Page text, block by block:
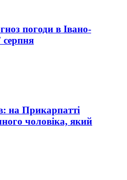
погоди в Івано-
серпня
на Прикарпатті
чоловіка, який